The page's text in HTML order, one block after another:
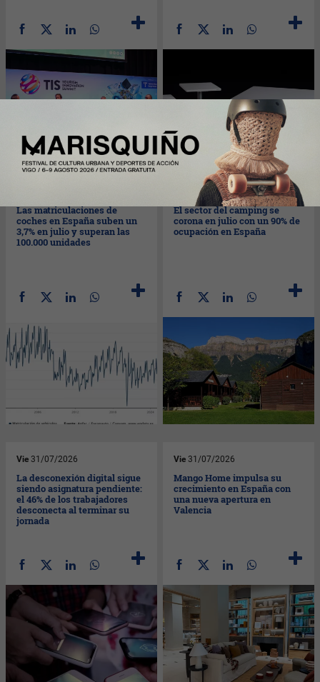
Las matriculaciones de
coches en España suben un
3,7% en julio y superan las
100.000 unidades
04/08/2026
El sector del camping se
corona en julio con un 90% de
ocupación en España
Vie 31/07/2026
La desconexión digital sigue
siendo asignatura pendiente:
el 46% de los trabajadores
desconecta al terminar su
jornada
Vie 31/07/2026
Mango Home impulsa su
crecimiento en España con
una nueva apertura en
Valencia